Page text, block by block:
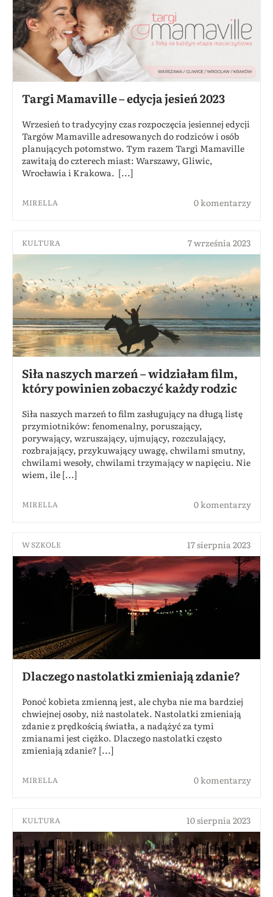
Targi Mamaville – edycja jesień 2023
Wrzesień to tradycyjny czas rozpoczęcia jesiennej edycji
Targów Mamaville adresowanych do rodziców i osób
planujących potomstwo. Tym razem Targi Mamaville
zawitają do czterech miast: Warszawy, Gliwic,
Wrocławia i Krakowa. [...]
MIRELLA 0 komentarzy
KULTURA 7 września 2023
Siła naszych marzeń – widziałam film,
który powinien zobaczyć każdy rodzic
Siła naszych marzeń to film zasługujący na długą listę
przymiotników: fenomenalny, poruszający,
porywający, wzruszający, ujmujący, rozczulający,
rozbrajający, przykuwający uwagę, chwilami smutny,
chwilami wesoły, chwilami trzymający w napięciu. Nie
wiem, ile [...]
MIRELLA 0 komentarzy
W SZKOLE 17 sierpnia 2023
Dlaczego nastolatki zmieniają zdanie?
Ponoć kobieta zmienną jest, ale chyba nie ma bardziej
chwiejnej osoby, niż nastolatek. Nastolatki zmieniają
zdanie z prędkością światła, a nadążyć za tymi
zmianami jest ciężko. Dlaczego nastolatki często
zmieniają zdanie? [...]
MIRELLA 0 komentarzy
KULTURA 10 sierpnia 2023